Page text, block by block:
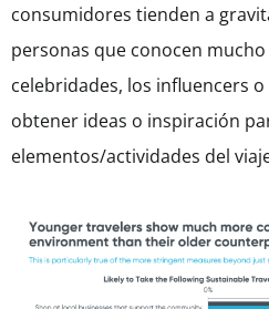
consumidores tienden a
personas que conocen
celebridades, los influencers
obtener ideas o inspiración
elementos/actividades del